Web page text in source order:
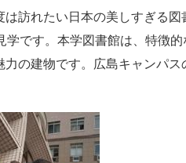
訪れたい日本の美しすぎる図
学です。本学図書館は、特徴的
の建物です。広島キャンパス